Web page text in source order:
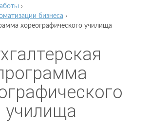
›
бизнеса ›
хореографического училища
училища